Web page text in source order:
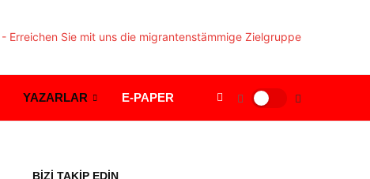
YAZARLAR E-PAPER
BİZİ TAKİP EDİN